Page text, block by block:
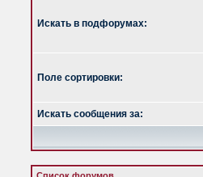
Искать в подфорумах:
Поле сортировки:
Искать сообщения за: